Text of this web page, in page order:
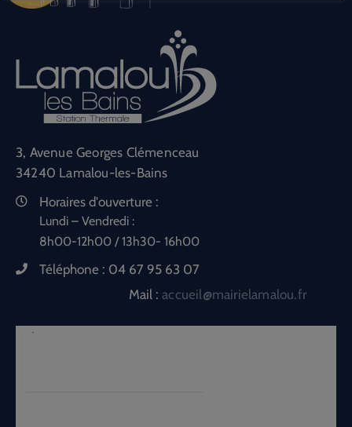
3, Avenue Georges Clémenceau
34240 Lamalou-les-Bains
Horaires d'ouverture :
Lundi – Vendredi :
8h00-12h00 / 13h30- 16h00
Téléphone : 04 67 95 63 07
Mail :accueil@mairielamalou.fr